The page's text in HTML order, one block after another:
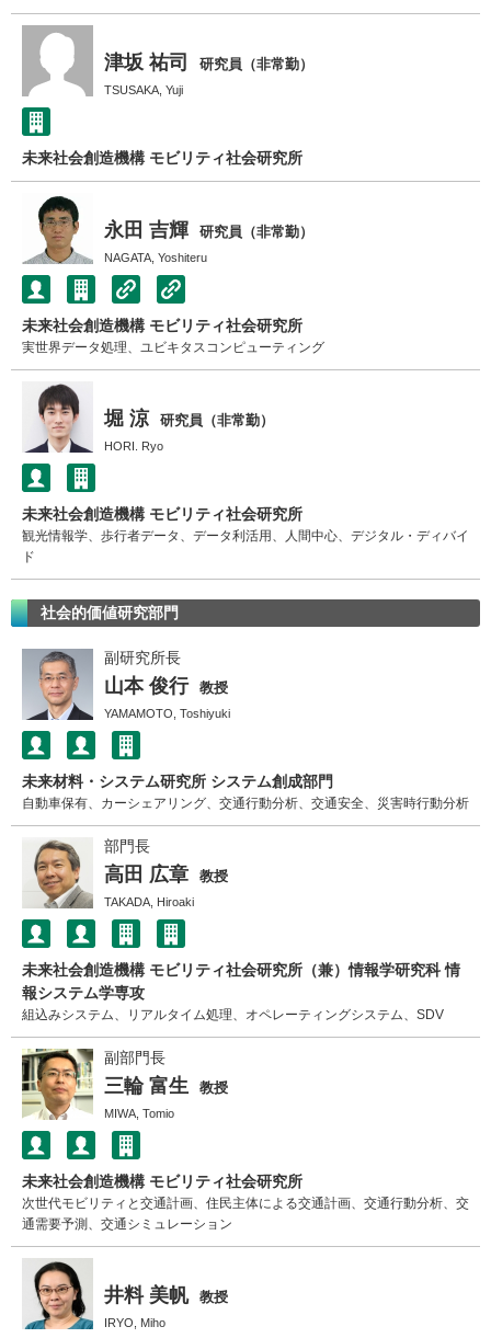
津坂 祐司 研究員（非常勤）
TSUSAKA, Yuji
未来社会創造機構 モビリティ社会研究所
永田 吉輝 研究員（非常勤）
NAGATA, Yoshiteru
未来社会創造機構 モビリティ社会研究所
実世界データ処理、ユビキタスコンピューティング
堀 涼 研究員（非常勤）
HORI. Ryo
未来社会創造機構 モビリティ社会研究所
観光情報学、歩行者データ、データ利活用、人間中心、デジタル・ディバイ
ド
社会的価値研究部門
副研究所長
山本 俊行 教授
YAMAMOTO, Toshiyuki
未来材料・システム研究所 システム創成部門
自動車保有、カーシェアリング、交通行動分析、交通安全、災害時行動分析
部門長
高田 広章 教授
TAKADA, Hiroaki
未来社会創造機構 モビリティ社会研究所（兼）情報学研究科 情
報システム学専攻
組込みシステム、リアルタイム処理、オペレーティングシステム、SDV
副部門長
三輪 富生 教授
MIWA, Tomio
未来社会創造機構 モビリティ社会研究所
次世代モビリティと交通計画、住民主体による交通計画、交通行動分析、交
通需要予測、交通シミュレーション
井料 美帆 教授
IRYO, Miho